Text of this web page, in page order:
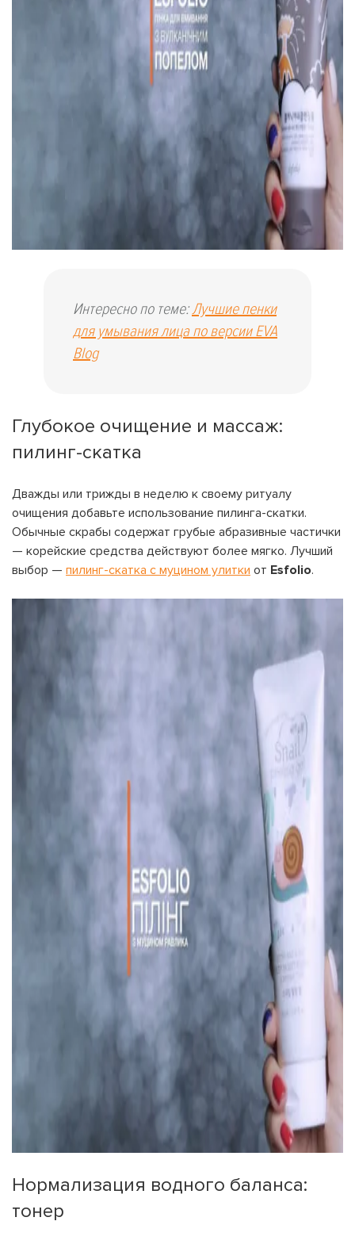
Интересно по теме:Лучшие пенки
для умывания лица по версии EVA
Blog
Глубокое очищение и массаж:
пилинг-скатка
Дважды или трижды в неделю к своему ритуалу
очищения добавьте использование пилинга-скатки.
Обычные скрабы содержат грубые абразивные частички
— корейские средства действуют более мягко. Лучший
выбор — пилинг-скатка с муцином улитки от Esfolio.
Нормализация водного баланса:
тонер